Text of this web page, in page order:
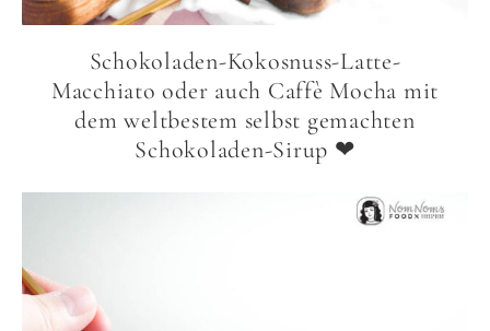
Schokoladen-Kokosnuss-Latte-
Macchiato oder auch Caffè Mocha mit
dem weltbestem selbst gemachten
Schokoladen-Sirup ❤